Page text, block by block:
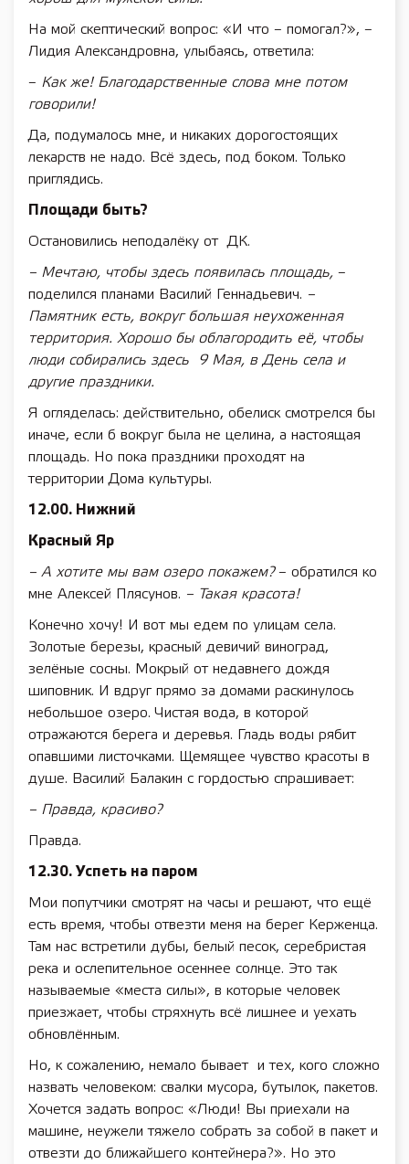
На мой скептический вопрос: «И что – помогал?», –
Лидия Александровна, улыбаясь, ответила:
– Как же! Благодарственные слова мне потом
говорили!
Да, подумалось мне, и никаких дорогостоящих
лекарств не надо. Всё здесь, под боком. Только
приглядись.
Площади быть?
Остановились неподалёку от ДК.
– Мечтаю, чтобы здесь появилась площадь, –
поделился планами Василий Геннадьевич. –
Памятник есть, вокруг большая неухоженная
территория. Хорошо бы облагородить её, чтобы
люди собирались здесь 9 Мая, в День села и
другие праздники.
Я огляделась: действительно, обелиск смотрелся бы
иначе, если б вокруг была не целина, а настоящая
площадь. Но пока праздники проходят на
территории Дома культуры.
12.00. Нижний
Красный Яр
– А хотите мы вам озеро покажем? – обратился ко
мне Алексей Плясунов. – Такая красота!
Конечно хочу! И вот мы едем по улицам села.
Золотые березы, красный девичий виноград,
зелёные сосны. Мокрый от недавнего дождя
шиповник. И вдруг прямо за домами раскинулось
небольшое озеро. Чистая вода, в которой
отражаются берега и деревья. Гладь воды рябит
опавшими листочками. Щемящее чувство красоты в
душе. Василий Балакин с гордостью спрашивает:
– Правда, красиво?
Правда.
12.30. Успеть на паром
Мои попутчики смотрят на часы и решают, что ещё
есть время, чтобы отвезти меня на берег Керженца.
Там нас встретили дубы, белый песок, серебристая
река и ослепительное осеннее солнце. Это так
называемые «места силы», в которые человек
приезжает, чтобы стряхнуть всё лишнее и уехать
обновлённым.
Но, к сожалению, немало бывает и тех, кого сложно
назвать человеком: свалки мусора, бутылок, пакетов.
Хочется задать вопрос: «Люди! Вы приехали на
машине, неужели тяжело собрать за собой в пакет и
отвезти до ближайшего контейнера?». Но это